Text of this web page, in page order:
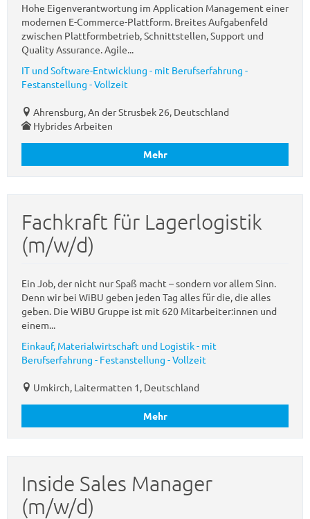
Hohe Eigenverantwortung im Application Management einer
modernen E-Commerce-Plattform. Breites Aufgabenfeld
zwischen Plattformbetrieb, Schnittstellen, Support und
Quality Assurance. Agile...
IT und Software-Entwicklung - mit Berufserfahrung -
Festanstellung - Vollzeit
Ahrensburg, An der Strusbek 26, Deutschland
Hybrides Arbeiten
Mehr
Fachkraft für Lagerlogistik
(m/w/d)
Ein Job, der nicht nur Spaß macht – sondern vor allem Sinn.
Denn wir bei WiBU geben jeden Tag alles für die, die alles
geben. Die WiBU Gruppe ist mit 620 Mitarbeiter:innen und
einem...
Einkauf, Materialwirtschaft und Logistik - mit
Berufserfahrung - Festanstellung - Vollzeit
Umkirch, Laitermatten 1, Deutschland
Mehr
Inside Sales Manager
(m/w/d)